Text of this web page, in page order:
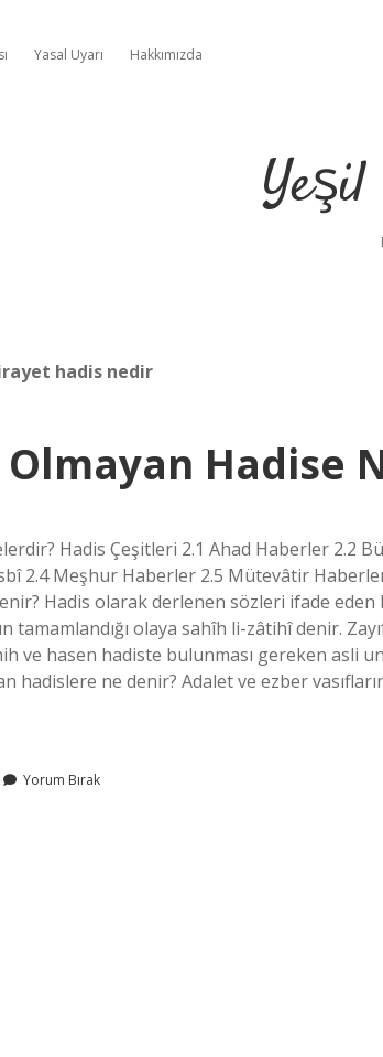
Yasal Uyarı Hakkımızda
Yeşil
hadis nedir
Hadise
Hadis Çeşitleri 2.1 Ahad Haberler 2.2
2.4 Meşhur Haberler 2.5 Mütevâtir
Hadis olarak derlenen sözleri ifade
tamamlandığı olaya sahîh li-zâtihî denir.
ve hasen hadiste bulunması gereken asli
hadislere ne denir? Adalet ve ezber
Yorum Bırak